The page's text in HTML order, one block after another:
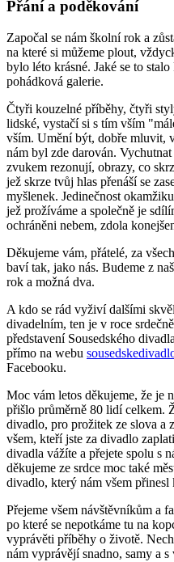
Přání a poděkování
Započal se nám školní rok a
na které si můžeme plout,
bylo léto krásné. Jaké se to
pohádková galerie.
Čtyři kouzelné příběhy, čtyři
lidské, vystačí si s tím vším
vším. Umění být, dobře mluvit,
nám byl zde darován.
zvukem rezonují, obrazy, co
jež skrze tvůj hlas přenáší se
myšlenek. Jedinečnost
jež prožíváme a společně je
ochráněni nebem, zdola
Děkujeme vám, přátelé, za
baví tak, jako nás. Budeme z
rok a možná dva.
A kdo se rád vyživí dalšími
divadelním, ten je v roce
představení Sousedského
přímo na webu
Facebooku.
Moc vám letos děkujeme, že je
přišlo průměrně 80 lidí celkem.
divadlo, pro prožitek ze slova a
všem, kteří jste za divadlo
divadla vážíte a přejete spolu s
děkujeme ze srdce moc také
divadlo, který nám všem
Přejeme všem návštěvníkům a
po které se nepotkáme tu na
vyprávěti příběhy o životě.
nám vyprávějí snadno, samy a s